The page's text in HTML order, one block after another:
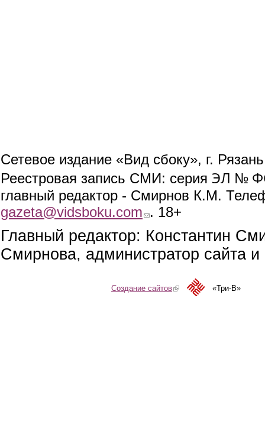
Сетевое издание «Вид сбоку», г.
Реестровая запись СМИ: серия ЭЛ №
главный редактор - Смирнов К.М.
gazeta@vidsboku.com (link sends e-mail)
. 18+
Главный редактор: Константин
Смирнова, администратор сайта
Создание сайтов(link is external)«Три-В»